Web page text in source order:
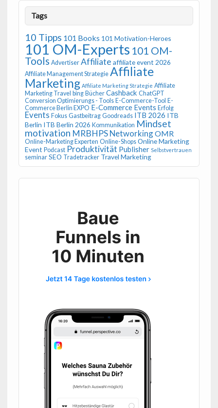
Tags
10 Tipps 101 Books 101 Motivation-Heroes
101 OM-Experts 101 OM-
Tools Advertiser Affiliate affiliate event 2026
Affiliate Management Strategie Affiliate
Marketing Affiliate Marketing Strategie Affiliate
Marketing Travel bing Bücher Cashback ChatGPT
Conversion Optimierungs - Tools E-Commerce-Tool E-
Commerce Berlin EXPO E-Commerce Events Erfolg
Events Fokus Gastbeitrag Goodreads ITB 2026 ITB
Berlin ITB Berlin 2026 Kommunikation Mindset
motivation MRBHPSNetworkingOMR
Online-Marketing Experten Online-Shops Online Marketing
Event Podcast Produktivität Publisher Selbstvertrauen
seminar SEO Tradetracker Travel Marketing